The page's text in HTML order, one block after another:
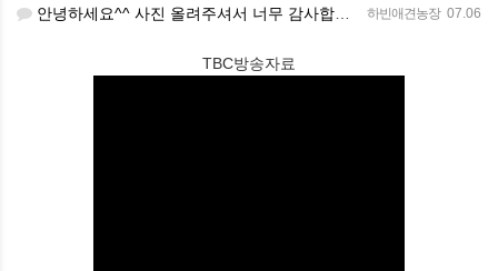
하빈애견농장 07.06
안녕하세요^^ 사진 올려주셔서 너무 감사합니다. 강아지도 너무 행복해보이네요 늘 행복하시길 바랍니다! 감사합…
TBC방송자료